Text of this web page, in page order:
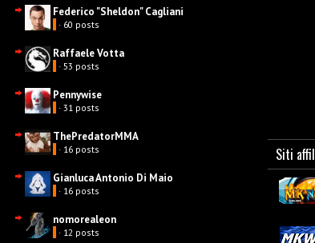
Federico "Sheldon" Cagliani
· 60 posts
Raffaele Votta
· 53 posts
Pennywise
· 31 posts
ThePredatorMMA
· 16 posts
Gianluca Antonio Di Maio
· 16 posts
nomorealeon
· 12 posts
Siti